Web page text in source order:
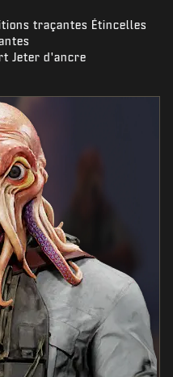
traçantes Étincelles
Jeter d'ancre